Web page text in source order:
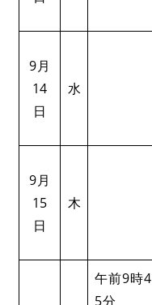
9月
14
日
水
9月
15
日
木
午前9時4
5分